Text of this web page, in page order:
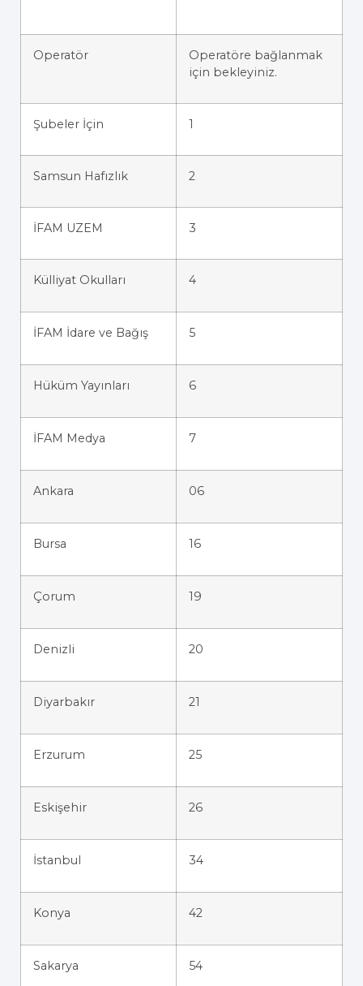
Operatör
Operatöre bağlanmak
için bekleyiniz.
Şubeler İçin 1
Samsun Hafızlık 2
İFAM UZEM 3
Külliyat Okulları 4
İFAM İdare ve Bağış 5
Hüküm Yayınları 6
İFAM Medya 7
Ankara 06
Bursa 16
Çorum 19
Denizli 20
Diyarbakır 21
Erzurum 25
Eskişehir 26
İstanbul 34
Konya 42
Sakarya 54